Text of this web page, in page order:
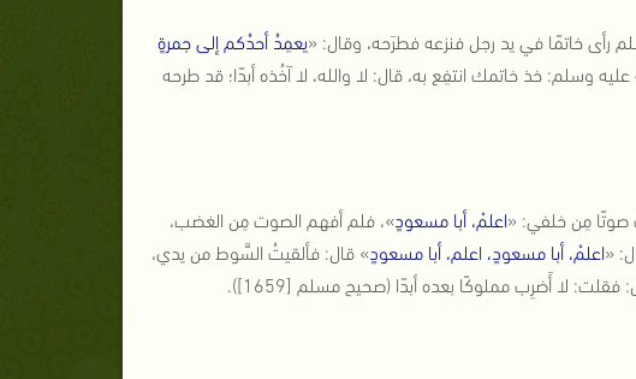
رأى خاتمًا في يد رجل فنزعه فطرَحه، وقال: «يعمِدُ أحدُكم إلى جمرةٍ
وسلم: خذ خاتمك انتفِع به، قال: لا والله، لا آخُذه أبدًا؛ قد طرحه
صوتًا مِن خلفي: «اعلمْ، أبا مسعودٍ»، فلم أفهم الصوت مِن الغضب،
«اعلمْ، أبا مسعودٍ، اعلم، أبا مسعودٍ» قال: فألقيتُ السَّوط من يدي،
فقلت: لا أَضرِب مملوكًا بعده أبدًا (صحيح مسلم [1659]).